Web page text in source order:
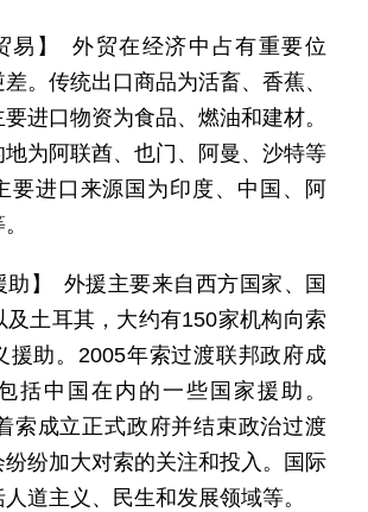
易】 外贸在经济中占有重要位
。传统出口商品为活畜、香蕉、
进口物资为食品、燃油和建材。
地为阿联酋、也门、阿曼、沙特等
要进口来源国为印度、中国、阿
助】 外援主要来自西方国家、国
及土耳其，大约有150家机构向索
援助。2005年索过渡联邦政府成
括中国在内的一些国家援助。
索成立正式政府并结束政治过渡
纷加大对索的关注和投入。国际
道主义、民生和发展领域等。